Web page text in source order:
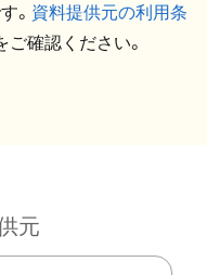
。 資料提供元の利用条
ご確認ください。
元